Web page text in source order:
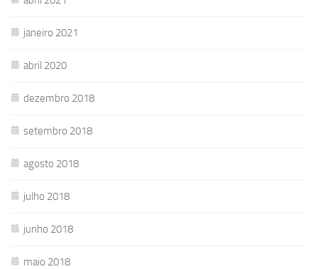
janeiro 2021
abril 2020
dezembro 2018
setembro 2018
agosto 2018
julho 2018
junho 2018
maio 2018